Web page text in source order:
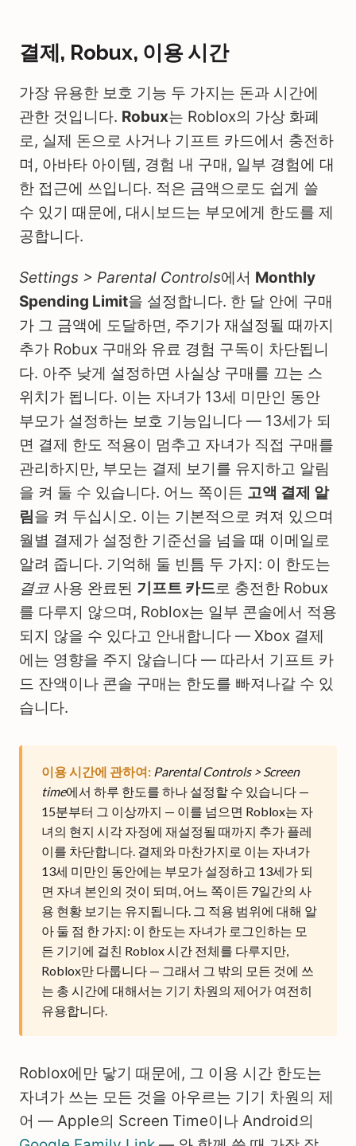
결제, Robux, 이용 시간
가장 유용한 보호 기능 두 가지는 돈과 시간에
관한 것입니다. Robux는 Roblox의 가상 화폐
로, 실제 돈으로 사거나 기프트 카드에서 충전하
며, 아바타 아이템, 경험 내 구매, 일부 경험에 대
한 접근에 쓰입니다. 적은 금액으로도 쉽게 쓸
수 있기 때문에, 대시보드는 부모에게 한도를 제
공합니다.
Settings > Parental Controls에서 Monthly
Spending Limit을 설정합니다. 한 달 안에 구매
가 그 금액에 도달하면, 주기가 재설정될 때까지
추가 Robux 구매와 유료 경험 구독이 차단됩니
다. 아주 낮게 설정하면 사실상 구매를 끄는 스
위치가 됩니다. 이는 자녀가 13세 미만인 동안
부모가 설정하는 보호 기능입니다 — 13세가 되
면 결제 한도 적용이 멈추고 자녀가 직접 구매를
관리하지만, 부모는 결제 보기를 유지하고 알림
을 켜 둘 수 있습니다. 어느 쪽이든 고액 결제 알
림 을 켜 두십시오. 이는 기본적으로 켜져 있으며
월별 결제가 설정한 기준선을 넘을 때 이메일로
알려 줍니다. 기억해 둘 빈틈 두 가지: 이 한도는
결코 사용 완료된 기프트 카드로 충전한 Robux
를 다루지 않으며, Roblox는 일부 콘솔에서 적용
되지 않을 수 있다고 안내합니다 — Xbox 결제
에는 영향을 주지 않습니다 — 따라서 기프트 카
드 잔액이나 콘솔 구매는 한도를 빠져나갈 수 있
습니다.
이용 시간에 관하여: Parental Controls > Screen
time에서 하루 한도를 하나 설정할 수 있습니다 —
15분부터 그 이상까지 — 이를 넘으면 Roblox는 자
녀의 현지 시각 자정에 재설정될 때까지 추가 플레
이를 차단합니다. 결제와 마찬가지로 이는 자녀가
13세 미만인 동안에는 부모가 설정하고 13세가 되
면 자녀 본인의 것이 되며, 어느 쪽이든 7일간의 사
용 현황 보기는 유지됩니다. 그 적용 범위에 대해 알
아 둘 점 한 가지: 이 한도는 자녀가 로그인하는 모
든 기기에 걸친 Roblox 시간 전체를 다루지만,
Roblox만 다룹니다 — 그래서 그 밖의 모든 것에 쓰
는 총 시간에 대해서는 기기 차원의 제어가 여전히
유용합니다.
Roblox에만 닿기 때문에, 그 이용 시간 한도는
자녀가 쓰는 모든 것을 아우르는 기기 차원의 제
어 — Apple의 Screen Time이나 Android의